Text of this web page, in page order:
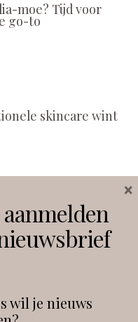
moe? Tijd voor
go-to
skincare wint
Facebook
wil je nieuws
×